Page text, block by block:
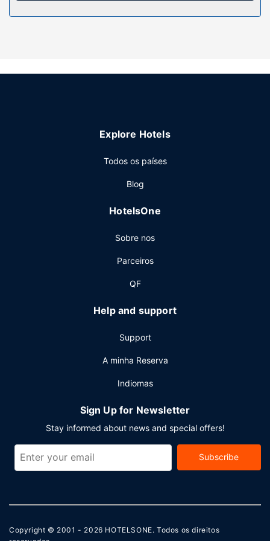
partir do jardim. As facilidades adicionais incluem Wi-fi
pequenos-almoços buffet diariamente entre as 7:00 e as
As principais comodidades incluem acesso à internet com
Planeia um evento em Guangzhou? Este hotel dispõe de
uma área total de 37 metros quadrados. O hotel conta
mediante uma sobretaxa e há estacionamento grátis no
Explore Hotels
Todos os países
Blog
HotelsOne
Sobre nos
Parceiros
QF
Help and support
Support
A minha Reserva
Indiomas
Sign Up for Newsletter
Stay informed about news and special offers!
Subscribe
Copyright © 2001 - 2026 HOTELSONE. Todos os direitos